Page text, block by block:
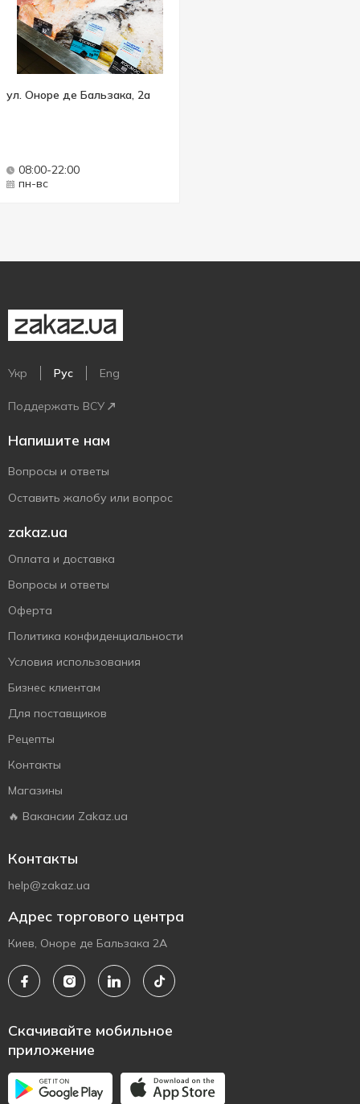
ул. Оноре де Бальзака, 2а
08:00-22:00
пн-вс
Укр Рус Eng
Поддержать ВСУ
Напишите нам
Вопросы и ответы
Оставить жалобу или вопрос
zakaz.ua
Оплата и доставка
Вопросы и ответы
Оферта
Политика конфиденциальности
Условия использования
Бизнес клиентам
Для поставщиков
Рецепты
Контакты
Магазины
🔥 Вакансии Zakaz.ua
Контакты
help@zakaz.ua
Адрес торгового центра
Киев, Оноре де Бальзака 2А
Скачивайте мобильное
приложение